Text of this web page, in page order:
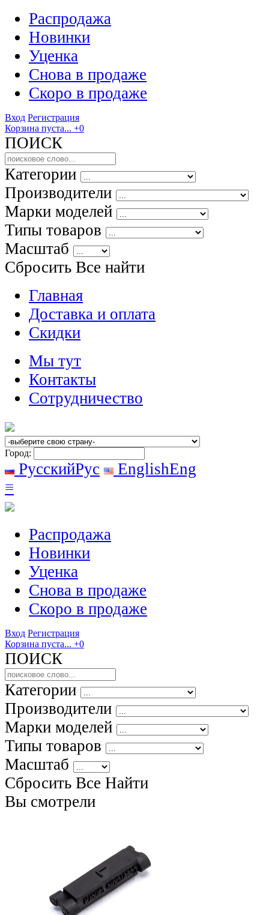
Распродажа
Новинки
Уценка
Снова в продаже
Скоро в продаже
Вход Регистрация
Корзина пуста... +0
ПОИСК
Категории
Производители
Марки моделей
Типы товаров
Масштаб
Сбросить Все найти
Главная
Доставка и оплата
Скидки
Мы тут
Контакты
Сотрудничество
Город:
РусскийРус EnglishEng
≡
Распродажа
Новинки
Уценка
Снова в продаже
Скоро в продаже
Вход Регистрация
Корзина пуста... +0
ПОИСК
Категории
Производители
Марки моделей
Типы товаров
Масштаб
Сбросить Все Найти
Вы смотрели